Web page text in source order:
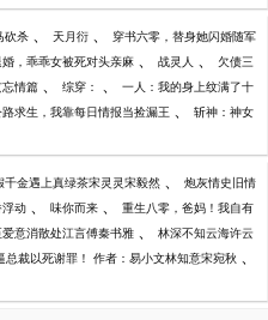
砍杀 、 天月衍 、 穿书六零，替身她闪婚随军
婚，乖乖女被死对头亲麻 、 战灵人 、 欠债三
忘情篇 、 综穿： 、 一人：我的身上纹满了十
路求生，我靠每日情报当捡漏王 、 斩神：神女
千金遇上真绿茶宋灵灵宋毅然 、 炮灰情史旧情
浮动 、 味你而来 、 重生八零，爸妈！我自有
爱意消散处江言傅秦书雅 、 林深不知云海许云
总裁以死谢罪！ 作者：易小文林知意宋宛秋 、